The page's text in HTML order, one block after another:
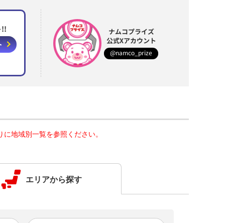
!!
ナムコプライズ
公式Xアカウント
@namco_prize
地域別一覧を参照ください。
エリアから探す